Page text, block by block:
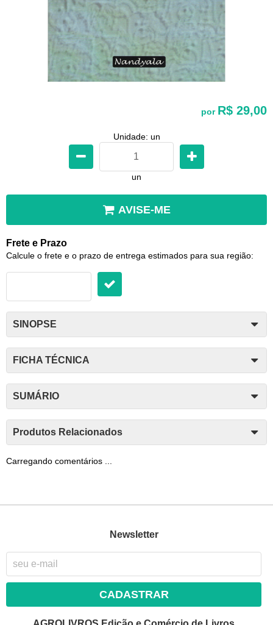
por R$ 29,00
Unidade: un
un
AVISE-ME
Frete e Prazo
Calcule o frete e o prazo de entrega estimados para sua região:
SINOPSE
FICHA TÉCNICA
SUMÁRIO
Produtos Relacionados
Carregando comentários ...
Newsletter
CADASTRAR